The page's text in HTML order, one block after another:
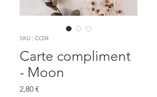
SKU : CC04
Carte compliment
- Moon
2,80 €